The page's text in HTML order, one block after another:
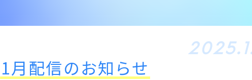
Diary Archives
1月配信のお知らせ